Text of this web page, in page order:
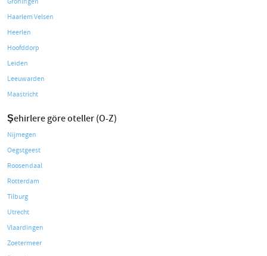
Haarlem Velsen
Heerlen
Hoofddorp
Leiden
Leeuwarden
Maastricht
Şehirlere göre oteller (O-Z)
Nijmegen
Oegstgeest
Roosendaal
Rotterdam
Tilburg
Utrecht
Vlaardingen
Zoetermeer